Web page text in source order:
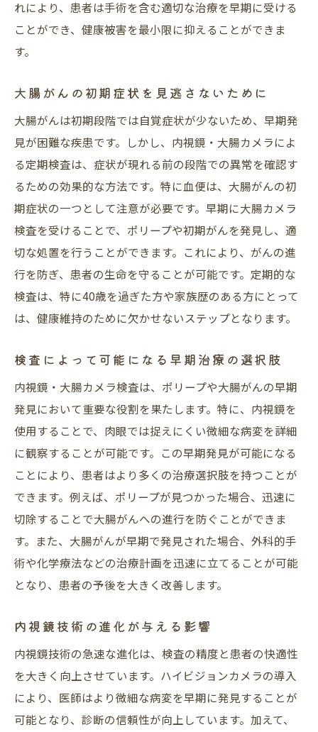
れにより、患者は手術を含む適切な治療を早期に受ける
ことができ、健康被害を最小限に抑えることができま
す。
大腸がんの初期症状を見逃さないために
大腸がんは初期段階では自覚症状が少ないため、早期発
見が困難な疾患です。しかし、内視鏡・大腸カメラによ
る定期検査は、症状が現れる前の段階での異常を確認す
るための効果的な方法です。特に血便は、大腸がんの初
期症状の一つとして注意が必要です。早期に大腸カメラ
検査を受けることで、ポリープや初期がんを発見し、適
切な処置を行うことができます。これにより、がんの進
行を防ぎ、患者の生命を守ることが可能です。定期的な
検査は、特に40歳を過ぎた方や家族歴のある方にとって
は、健康維持のために欠かせないステップとなります。
検査によって可能になる早期治療の選択肢
内視鏡・大腸カメラ検査は、ポリープや大腸がんの早期
発見において重要な役割を果たします。特に、内視鏡を
使用することで、肉眼では捉えにくい微細な病変を詳細
に観察することが可能です。この早期発見が可能になる
ことにより、患者はより多くの治療選択肢を持つことが
できます。例えば、ポリープが見つかった場合、迅速に
切除することで大腸がんへの進行を防ぐことができま
す。また、大腸がんが早期で発見された場合、外科的手
術や化学療法などの治療計画を迅速に立てることが可能
となり、患者の予後を大きく改善します。
内視鏡技術の進化が与える影響
内視鏡技術の急速な進化は、検査の精度と患者の快適性
を大きく向上させています。ハイビジョンカメラの導入
により、医師はより微細な病変を早期に発見することが
可能となり、診断の信頼性が向上しています。加えて、